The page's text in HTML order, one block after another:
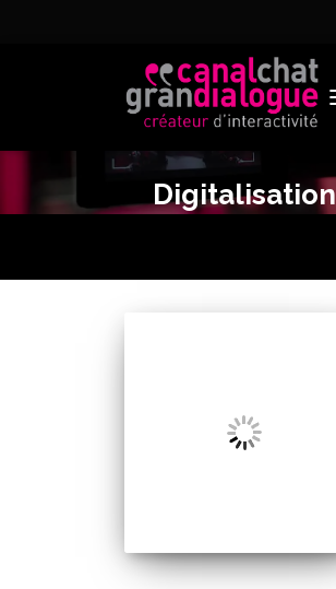
Digitalisation